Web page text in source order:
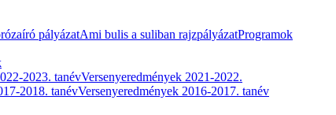
pályázatAmi bulis a suliban rajzpályázatProgramok
2023. tanévVersenyeredmények 2021-2022.
2018. tanévVersenyeredmények 2016-2017. tanév